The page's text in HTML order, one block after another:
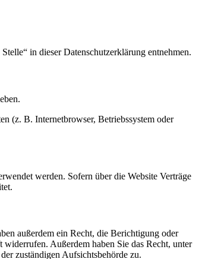
in dieser Datenschutzerklärung entnehmen.
(z. B. Internetbrowser, Betriebssystem oder
werden. Sofern über die Website Verträge
außerdem ein Recht, die Berichtigung oder
Außerdem haben Sie das Recht, unter
zuständigen Aufsichtsbehörde zu.